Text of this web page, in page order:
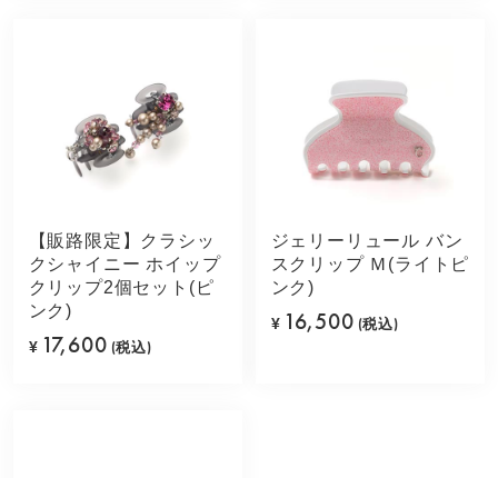
【販路限定】クラシッ
クシャイニー ホイップ
クリップ2個セット(ピ
ンク)
¥ 17,600 (税込)
ジェリーリュール バン
スクリップ Ｍ(ライトピ
ンク)
¥ 16,500 (税込)